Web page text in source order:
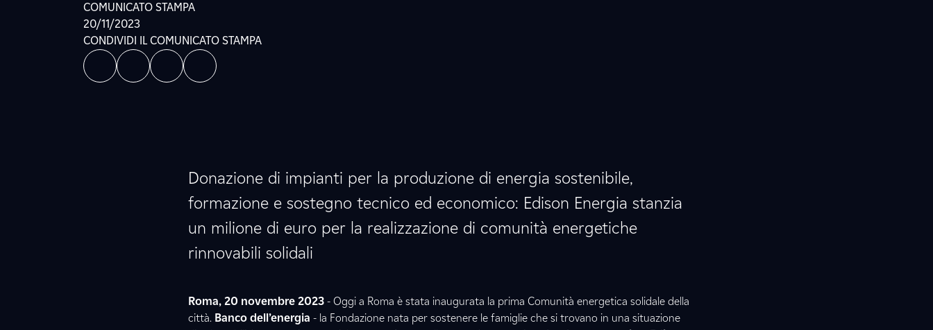
COMUNICATO STAMPA
20/11/2023
CONDIVIDI IL COMUNICATO STAMPA
Donazione di impianti per la produzione di energia sostenibile,
formazione e sostegno tecnico ed economico: Edison Energia stanzia
un milione di euro per la realizzazione di comunità energetiche
rinnovabili solidali
Roma, 20 novembre 2023- Oggi a Roma è stata inaugurata la prima Comunità energetica solidale della
città. Banco dell’energia - la Fondazione nata per sostenere le famiglie che si trovano in una situazione